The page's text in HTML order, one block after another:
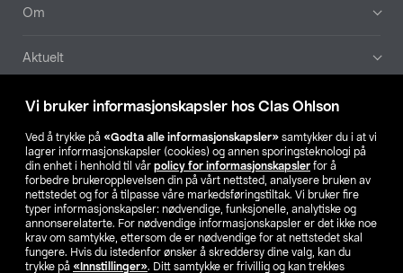
Vi bruker informasjonskapsler hos Clas Ohlson
Ved å trykke på «Godta alle informasjonskapsler» samtykker du i at vi
lagrer informasjonskapsler (cookies) og annen sporingsteknologi på
din enhet i henhold til vår policy for informasjonskapsler for å
forbedre brukeropplevelsen din på vårt nettsted, analysere bruken av
nettstedet og for å tilpasse våre markedsføringstiltak. Vi bruker fire
typer informasjonskapsler: nødvendige, funksjonelle, analytiske og
annonserelaterte. For nødvendige informasjonskapsler er det ikke noe
krav om samtykke, ettersom de er nødvendige for at nettstedet skal
fungere. Hvis du istedenfor ønsker å skreddersy dine valg, kan du
trykke på «Innstillinger». Ditt samtykke er frivillig og kan trekkes
Om
Aktuelt
Våre selskaper
Finn din butikk
SE NO FI